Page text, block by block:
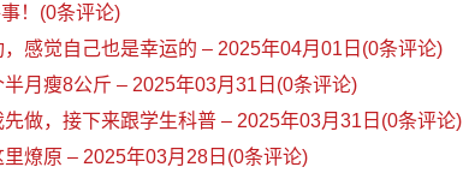
！(0条评论)
，感觉自己也是幸运的 – 2025年04月01日(0条评论)
半月瘦8公斤 – 2025年03月31日(0条评论)
先做，接下来跟学生科普 – 2025年03月31日(0条评论)
里燎原 – 2025年03月28日(0条评论)